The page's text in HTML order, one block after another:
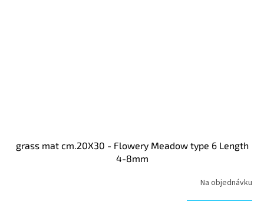
grass mat cm.20X30 - Flowery Meadow type 6 Length
4-8mm
Na objednávku